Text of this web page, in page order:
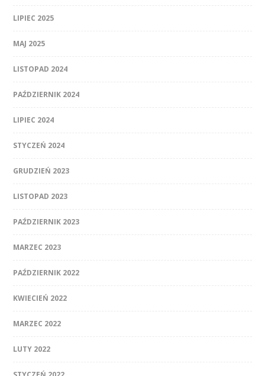
LIPIEC 2025
MAJ 2025
LISTOPAD 2024
PAŹDZIERNIK 2024
LIPIEC 2024
STYCZEŃ 2024
GRUDZIEŃ 2023
LISTOPAD 2023
PAŹDZIERNIK 2023
MARZEC 2023
PAŹDZIERNIK 2022
KWIECIEŃ 2022
MARZEC 2022
LUTY 2022